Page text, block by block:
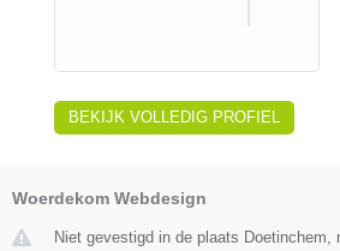
BEKIJK VOLLEDIG PROFIEL
Woerdekom Webdesign
Niet gevestigd in de plaats Doetinchem,